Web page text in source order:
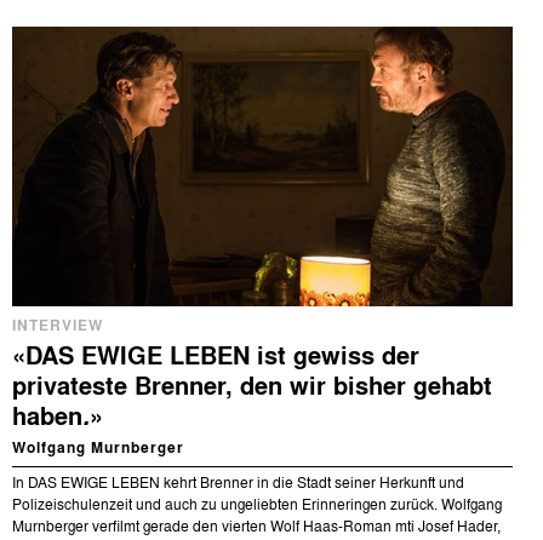
INTERVIEW
«DAS EWIGE LEBEN ist gewiss der
privateste Brenner, den wir bisher gehabt
haben.»
Wolfgang Murnberger
In DAS EWIGE LEBEN kehrt Brenner in die Stadt seiner Herkunft und
Polizeischulenzeit und auch zu ungeliebten Erinneringen zurück. Wolfgang
Murnberger verfilmt gerade den vierten Wolf Haas-Roman mti Josef Hader,